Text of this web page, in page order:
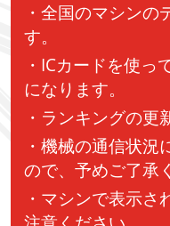
・全国のマシン
す。
・ICカードを使
になります。
・ランキングの
・機械の通信状
ので、予めご了承
・マシンで表示